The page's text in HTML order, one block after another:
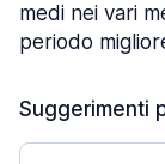
medi nei vari
periodo
Suggerimenti